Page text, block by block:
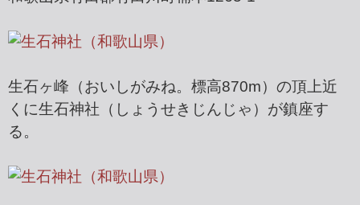
生石ヶ峰（おいしがみね。標高870m）の頂上近
くに生石神社（しょうせきじんじゃ）が鎮座す
る。